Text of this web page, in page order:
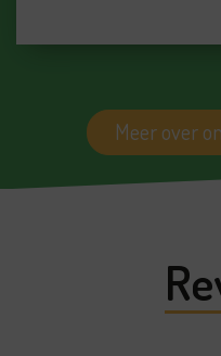
Meer over